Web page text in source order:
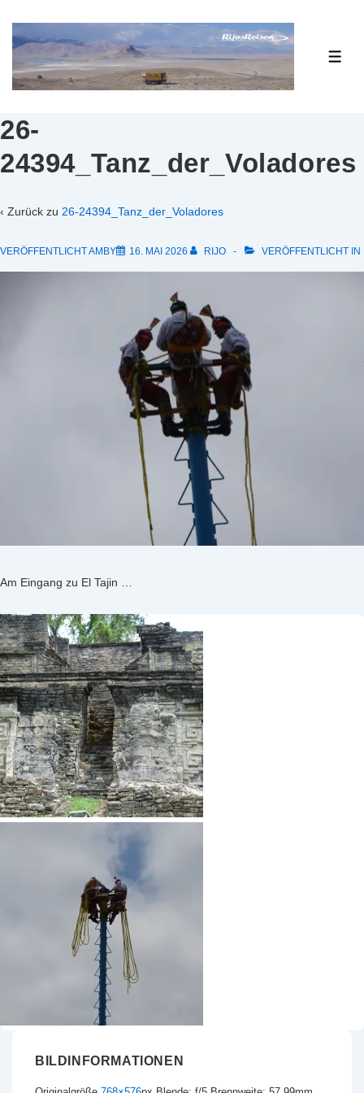
Zum
Inhalt
26-
24394_Tanz_der_Voladores
‹ Zurück zu 26-24394_Tanz_der_Voladores
VERÖFFENTLICHT AMBY 16. MAI 2026 RIJO VERÖFFENTLICHT IN
Am Eingang zu El Tajin …
BILDINFORMATIONEN